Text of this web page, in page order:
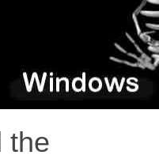
the